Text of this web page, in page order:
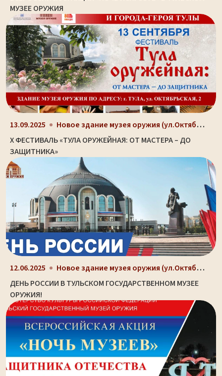
МУЗЕЕ ОРУЖИЯ
13.09.2025 Новое здание музея оружия (ул.Октябрьская, д. 2)
X ФЕСТИВАЛЬ «ТУЛА ОРУЖЕЙНАЯ: ОТ МАСТЕРА – ДО
ЗАЩИТНИКА»
12.06.2025 Новое здание музея оружия (ул.Октябрьская, д. 2)
ДЕНЬ РОССИИ В ТУЛЬСКОМ ГОСУДАРСТВЕННОМ МУЗЕЕ
ОРУЖИЯ!